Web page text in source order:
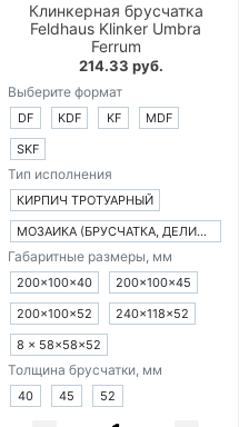
Клинкерная брусчатка
Feldhaus Klinker Umbra
Ferrum
214.33 руб.
Выберите формат
DF KDF KF
MDF
SKF
Тип исполнения
КИРПИЧ ТРОТУАРНЫЙ
МОЗАИКА (БРУСЧАТКА, ДЕЛИМАЯ НА 8 ЧАСТЕЙ)
Габаритные размеры, мм
200×100×40
200×100×45
200×100×52
240×118×52
8 × 58×58×52
Толщина брусчатки, мм
40 45 52